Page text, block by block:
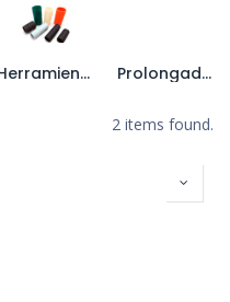
Herramienta de Electricista Prolongadores y Enrollacables
2 items found.